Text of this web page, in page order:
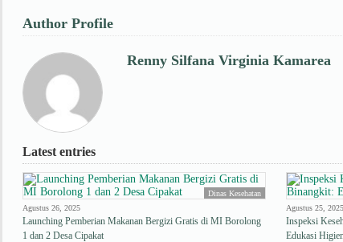
Author Profile
Renny Silfana Virginia Kamarea
Latest entries
Dinas Kesehatan
Agustus 26, 2025
Launching Pemberian Makanan Bergizi Gratis di MI Borolong
1 dan 2 Desa Cipakat
Agustus 25, 2025
Inspeksi
Edukasi